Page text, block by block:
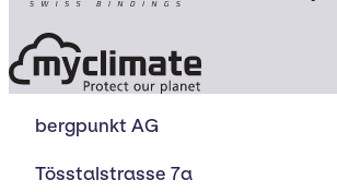
bergpunkt AG
Tösstalstrasse 7a